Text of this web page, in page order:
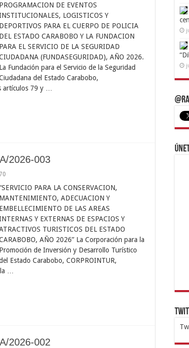
PROGRAMACION DE EVENTOS
LOGISTICOS Y
DEPORTIVOS PARA EL CUERPO DE POLICIA
DEL ESTADO CARABOBO Y LA FUNDACION
PARA EL SERVICIO DE LA SEGURIDAD
(FUNDASEGURIDAD), AÑO 2026.
La Fundación para el Servicio de la Seguridad
del Estado Carabobo,
artículos 79 y …
2026-003
PARA LA CONSERVACION,
MANTENIMIENTO, ADECUACION Y
EMBELLECIMIENTO DE LAS AREAS
Y EXTERNAS DE ESPACIOS Y
TURISTICOS DEL ESTADO
AÑO 2026” La Corporación para la
Promoción de Inversión y Desarrollo Turístico
Estado Carabobo, CORPROINTUR,
…
2026-002